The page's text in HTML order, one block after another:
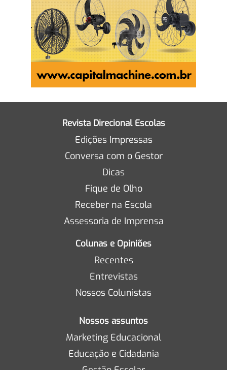
Revista Direcional Escolas
Edições Impressas
Conversa com o Gestor
Dicas
Fique de Olho
Receber na Escola
Assessoria de Imprensa
Colunas e Opiniões
Recentes
Entrevistas
Nossos Colunistas
Nossos assuntos
Marketing Educacional
Educação e Cidadania